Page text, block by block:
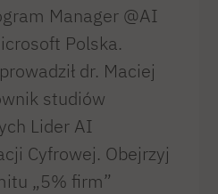
Manager @AI
Polska.
dr. Maciej
studiów
Lider AI
Cyfrowej. Obejrzyj
„5% firm”